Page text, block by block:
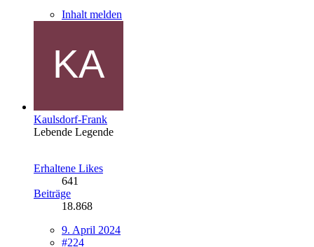
Inhalt melden
Kaulsdorf-Frank
Lebende Legende
Erhaltene Likes
641
Beiträge
18.868
9. April 2024
#224